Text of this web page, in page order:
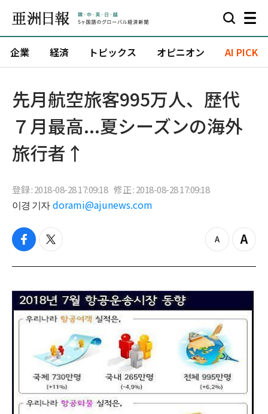
企業 経済 トピックス オピニオン AI PICK
先月航空旅客995万人、歴代
７月最高...夏シーズンの海外
旅行者↑
登録 : 2018-08-28 17:09:18 修正 : 2018-08-28 17:09:18
이경 기자 dorami@ajunews.com
f
c
b
o
o
k
t
i
t
e
r
z
o
o
t
Z
o
i